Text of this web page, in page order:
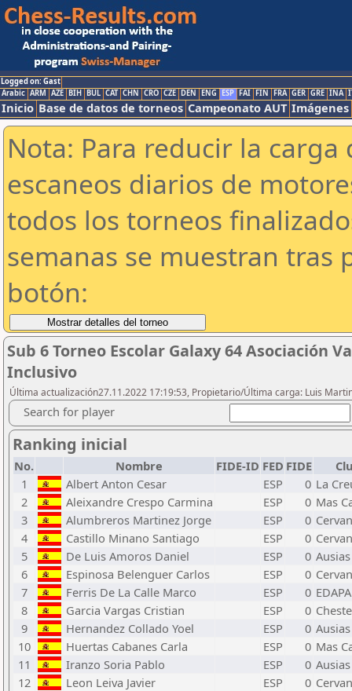
Logged on: Gast
Arabic ARM AZE BIH BUL CAT CHN CRO CZE DEN ENG ESP FAI FIN FRA GER GRE INA
Inicio Base de datos de torneos Campeonato AUT Imágenes
Nota: Para reducir la
escaneos diarios de
todos los torneos
semanas se muestran tras
botón:
Sub 6 Torneo Escolar Galaxy 64 Asociación
Inclusivo
Última actualización27.11.2022 17:19:53, Propietario/Última carga: Luis
Search for player
Ranking inicial
No. Nombre FIDE-ID FED FIDE
1
Albert Anton Cesar ESP 0 La
2
Aleixandre Crespo Carmina ESP 0 Mas
3
Alumbreros Martinez Jorge ESP 0
4
Castillo Minano Santiago ESP 0
5
De Luis Amoros Daniel ESP 0
6
Espinosa Belenguer Carlos ESP 0
7
Ferris De La Calle Marco ESP 0 EDAPA
8
Garcia Vargas Cristian ESP 0 Cheste
9
Hernandez Collado Yoel ESP 0
10
Huertas Cabanes Carla ESP 0 Mas
11
Iranzo Soria Pablo ESP 0
12
Leon Leiva Javier ESP 0